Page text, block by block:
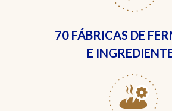
70 FÁBRICAS DE
E